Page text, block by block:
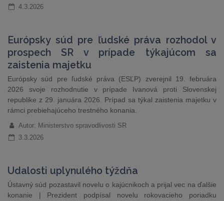
4.3.2026
Európsky súd pre ľudské práva rozhodol v
prospech SR v prípade týkajúcom sa
zaistenia majetku
Európsky súd pre ľudské práva (ESĽP) zverejnil 19. februára
2026 svoje rozhodnutie v prípade Ivanová proti Slovenskej
republike z 29. januára 2026. Prípad sa týkal zaistenia majetku v
rámci prebiehajúceho trestného konania.
Autor: Ministerstvo spravodlivosti SR
3.3.2026
Udalosti uplynulého týždňa
Ústavný súd pozastavil novelu o kajúcnikoch a prijal vec na ďalšie
konanie | Prezident podpísal novelu rokovacieho poriadku